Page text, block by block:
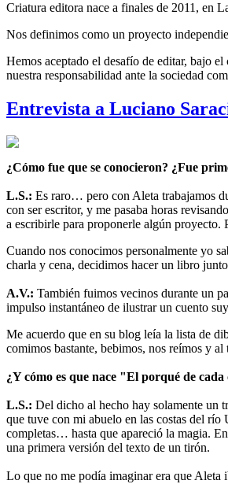
Criatura editora nace a finales de 2011, en
Nos definimos como un proyecto
Hemos aceptado el desafío de editar, bajo
nuestra responsabilidad ante la sociedad
Entrevista a Luciano
¿Cómo fue que se conocieron? ¿Fue
L.S.: Es raro… pero con Aleta trabajamos
con ser escritor, y me pasaba horas
a escribirle para proponerle algún proyecto.
Cuando nos conocimos personalmente yo
charla y cena, decidimos hacer un libro
A.V.: También fuimos vecinos durante un
impulso instantáneo de ilustrar un cuento
Me acuerdo que en su blog leía la lista de
comimos bastante, bebimos, nos reímos y
¿Y cómo es que nace "El porqué de cada
L.S.: Del dicho al hecho hay solamente un
que tuve con mi abuelo en las costas del río
completas… hasta que apareció la magia.
una primera versión del texto de un tirón.
Lo que no me podía imaginar era que Aleta